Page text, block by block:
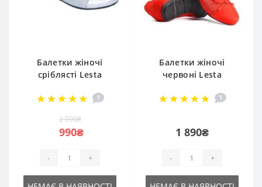
Балетки жіночі
сріблясті Lesta
185b 4349
1
2 590₴
990₴
- +
Балетки жіночі
червоні Lesta
50a150 4340 1
1 890₴
- +